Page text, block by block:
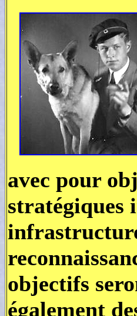
avec pour
stratégiques
objectifs
également